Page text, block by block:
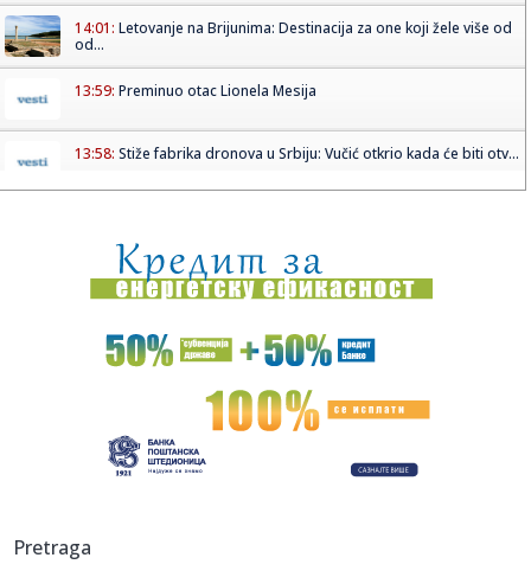
14:01: Letovanje na Brijunima: Destinacija za one koji žele više od
od...
13:59: Preminuo otac Lionela Mesija
13:58: Stiže fabrika dronova u Srbiju: Vučić otkrio kada će biti otv...
13:48:Dron uleteo iz Rumunije u Bugarsku i eksplodirao: "Ne zna
se odak...
13:46:EVROLIGA VIŠE NEĆE BITI ISTA: Ovih 20 poteza mogu da
promene ...
Tomović poslao poruku hejterima u jeku drame s
13:43:Saslušan osumnjičeni za ubistvo majke Milke na Novom
Pretraga